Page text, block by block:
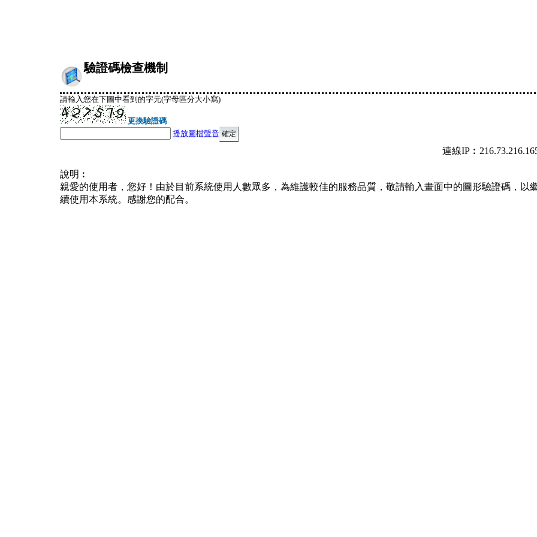
驗證碼檢查機制
請輸入您在下圖中看到的字元(字母區分大小寫)
更換驗證碼
播放圖檔聲音
連線
說明︰
親愛的使用者，您好！由於目前系統使用人數眾多，為維護較佳的服務品質，敬請輸入畫面中的圖形驗證碼，以
續使用本系統。感謝您的配合。